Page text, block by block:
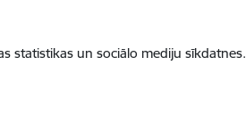
statistikas un sociālo mediju sīkdatnes.